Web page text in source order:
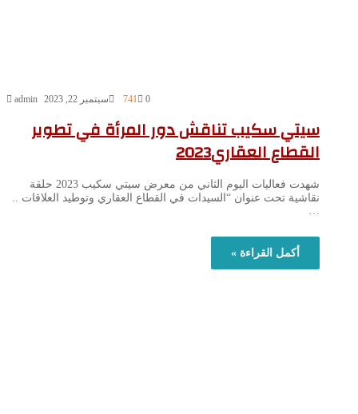
admin سبتمبر 22, 2023 0
741
سيتي سكيب تناقش دور المرأة في تطوير
القطاع العقاري2023
شهدت فعاليات اليوم الثاني من معرض سيتي سكيب 2023 حلقة
نقاشية تحت عنوان “السيدات في القطاع العقاري وتوطيد العلاقات ..
أكمل القراءة »